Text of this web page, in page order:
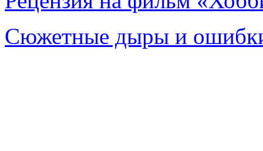
Сюжетные дыры и